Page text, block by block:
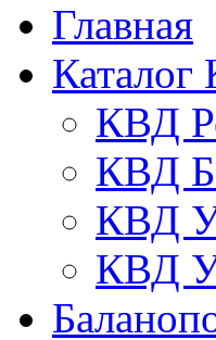
Главная
КВД
КВД
КВД
КВД